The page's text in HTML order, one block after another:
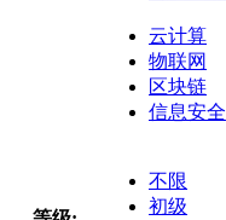
云计算
物联网
区块链
信息安全
不限
初级